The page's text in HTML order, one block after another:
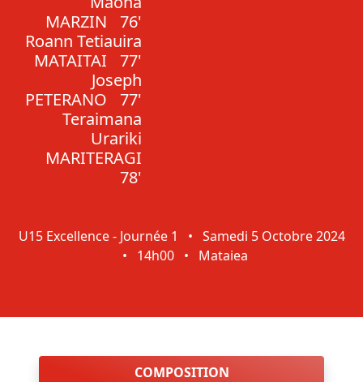
MARZIN
76'
Roann Tetiauira
MATAITAI
77'
Joseph
PETERANO
77'
Teraimana
Urariki
MARITERAGI
78'
U15 Excellence - Journée 1 • Samedi 5 Octobre 2024
•
14h00 • Mataiea
COMPOSITION